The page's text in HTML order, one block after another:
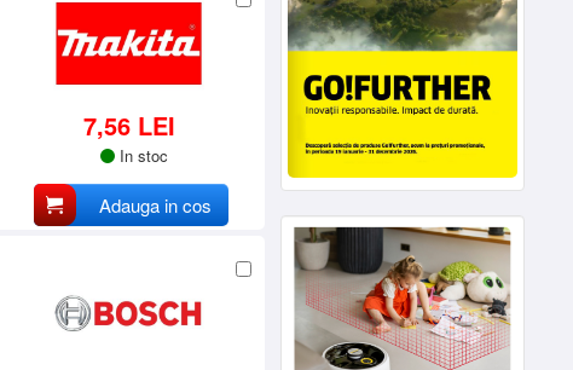
7,56 LEI
In stoc
Adauga in cos